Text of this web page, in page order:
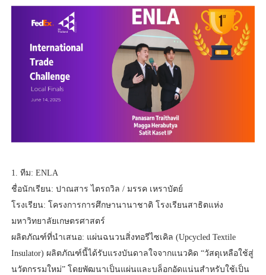
1. ทีม: ENLA
ชื่อนักเรียน: ปาณสาร ไตรถวิล / มรรค เหราบัตย์
โรงเรียน: โครงการการศึกษานานาชาติ โรงเรียนสาธิตแห่ง
มหาวิทยาลัยเกษตรศาสตร์
ผลิตภัณฑ์ที่นำเสนอ: แผ่นฉนวนสิ่งทอรีไซเคิล (Upcycled Textile
Insulator) ผลิตภัณฑ์นี้ได้รับแรงบันดาลใจจากแนวคิด “วัสดุเหลือใช้สู่
นวัตกรรมใหม่” โดยพัฒนาเป็นแผ่นและบล็อกอัดแน่นสำหรับใช้เป็น